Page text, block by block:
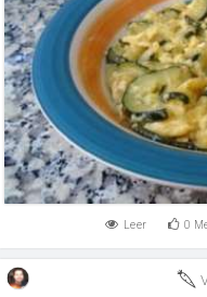
Leer 0